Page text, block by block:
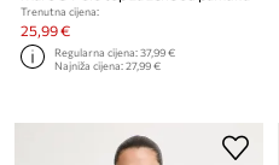
Trenutna cijena:
25,99 €
Regularna cijena:37,99 €
Najniža cijena:27,99 €